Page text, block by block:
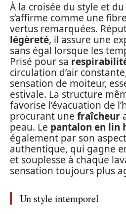
À la croisée du style et
s’affirme comme une
vertus remarquées.
légèreté, il assure une
sans égal lorsque les
Prisé pour sa
circulation d’air
sensation de moiteur,
estivale. La structure
favorise l’évacuation de
procurant une fraîcheur
peau. Le pantalon en lin
également par son
authentique, qui gagne
et souplesse à chaque
sensation toujours plus
Un style intemporel